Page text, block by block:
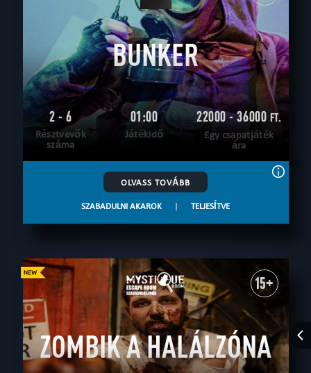
BUNKER
2 - 6
Résztvevők
száma
01:00
Játékidő
22000 - 36000 FT.
Egy csapatjáték
ára
OLVASS TOVÁBB
SZABADULNI AKAROK | TELJESÍTVE
15+
ZOMBIK A HALÁLZÓNA